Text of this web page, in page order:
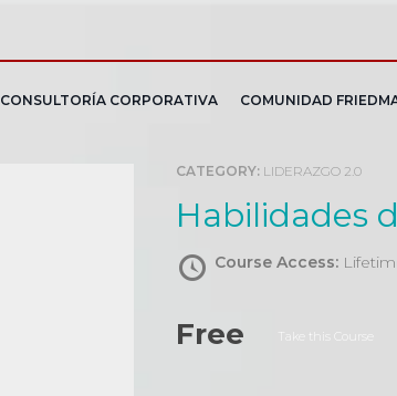
CONSULTORÍA CORPORATIVA COMUNIDAD
CATEGORY: LIDERAZGO 2.0
Habilidades
Course Access:
Free Take this Course